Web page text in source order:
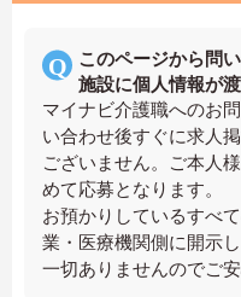
このページから問
施設に個人情報が
マイナビ介護職へのお
い合わせ後すぐに求人
ございません。ご本人
めて応募となります。
お預かりしているすべ
業・医療機関側に開示
一切ありませんのでご安